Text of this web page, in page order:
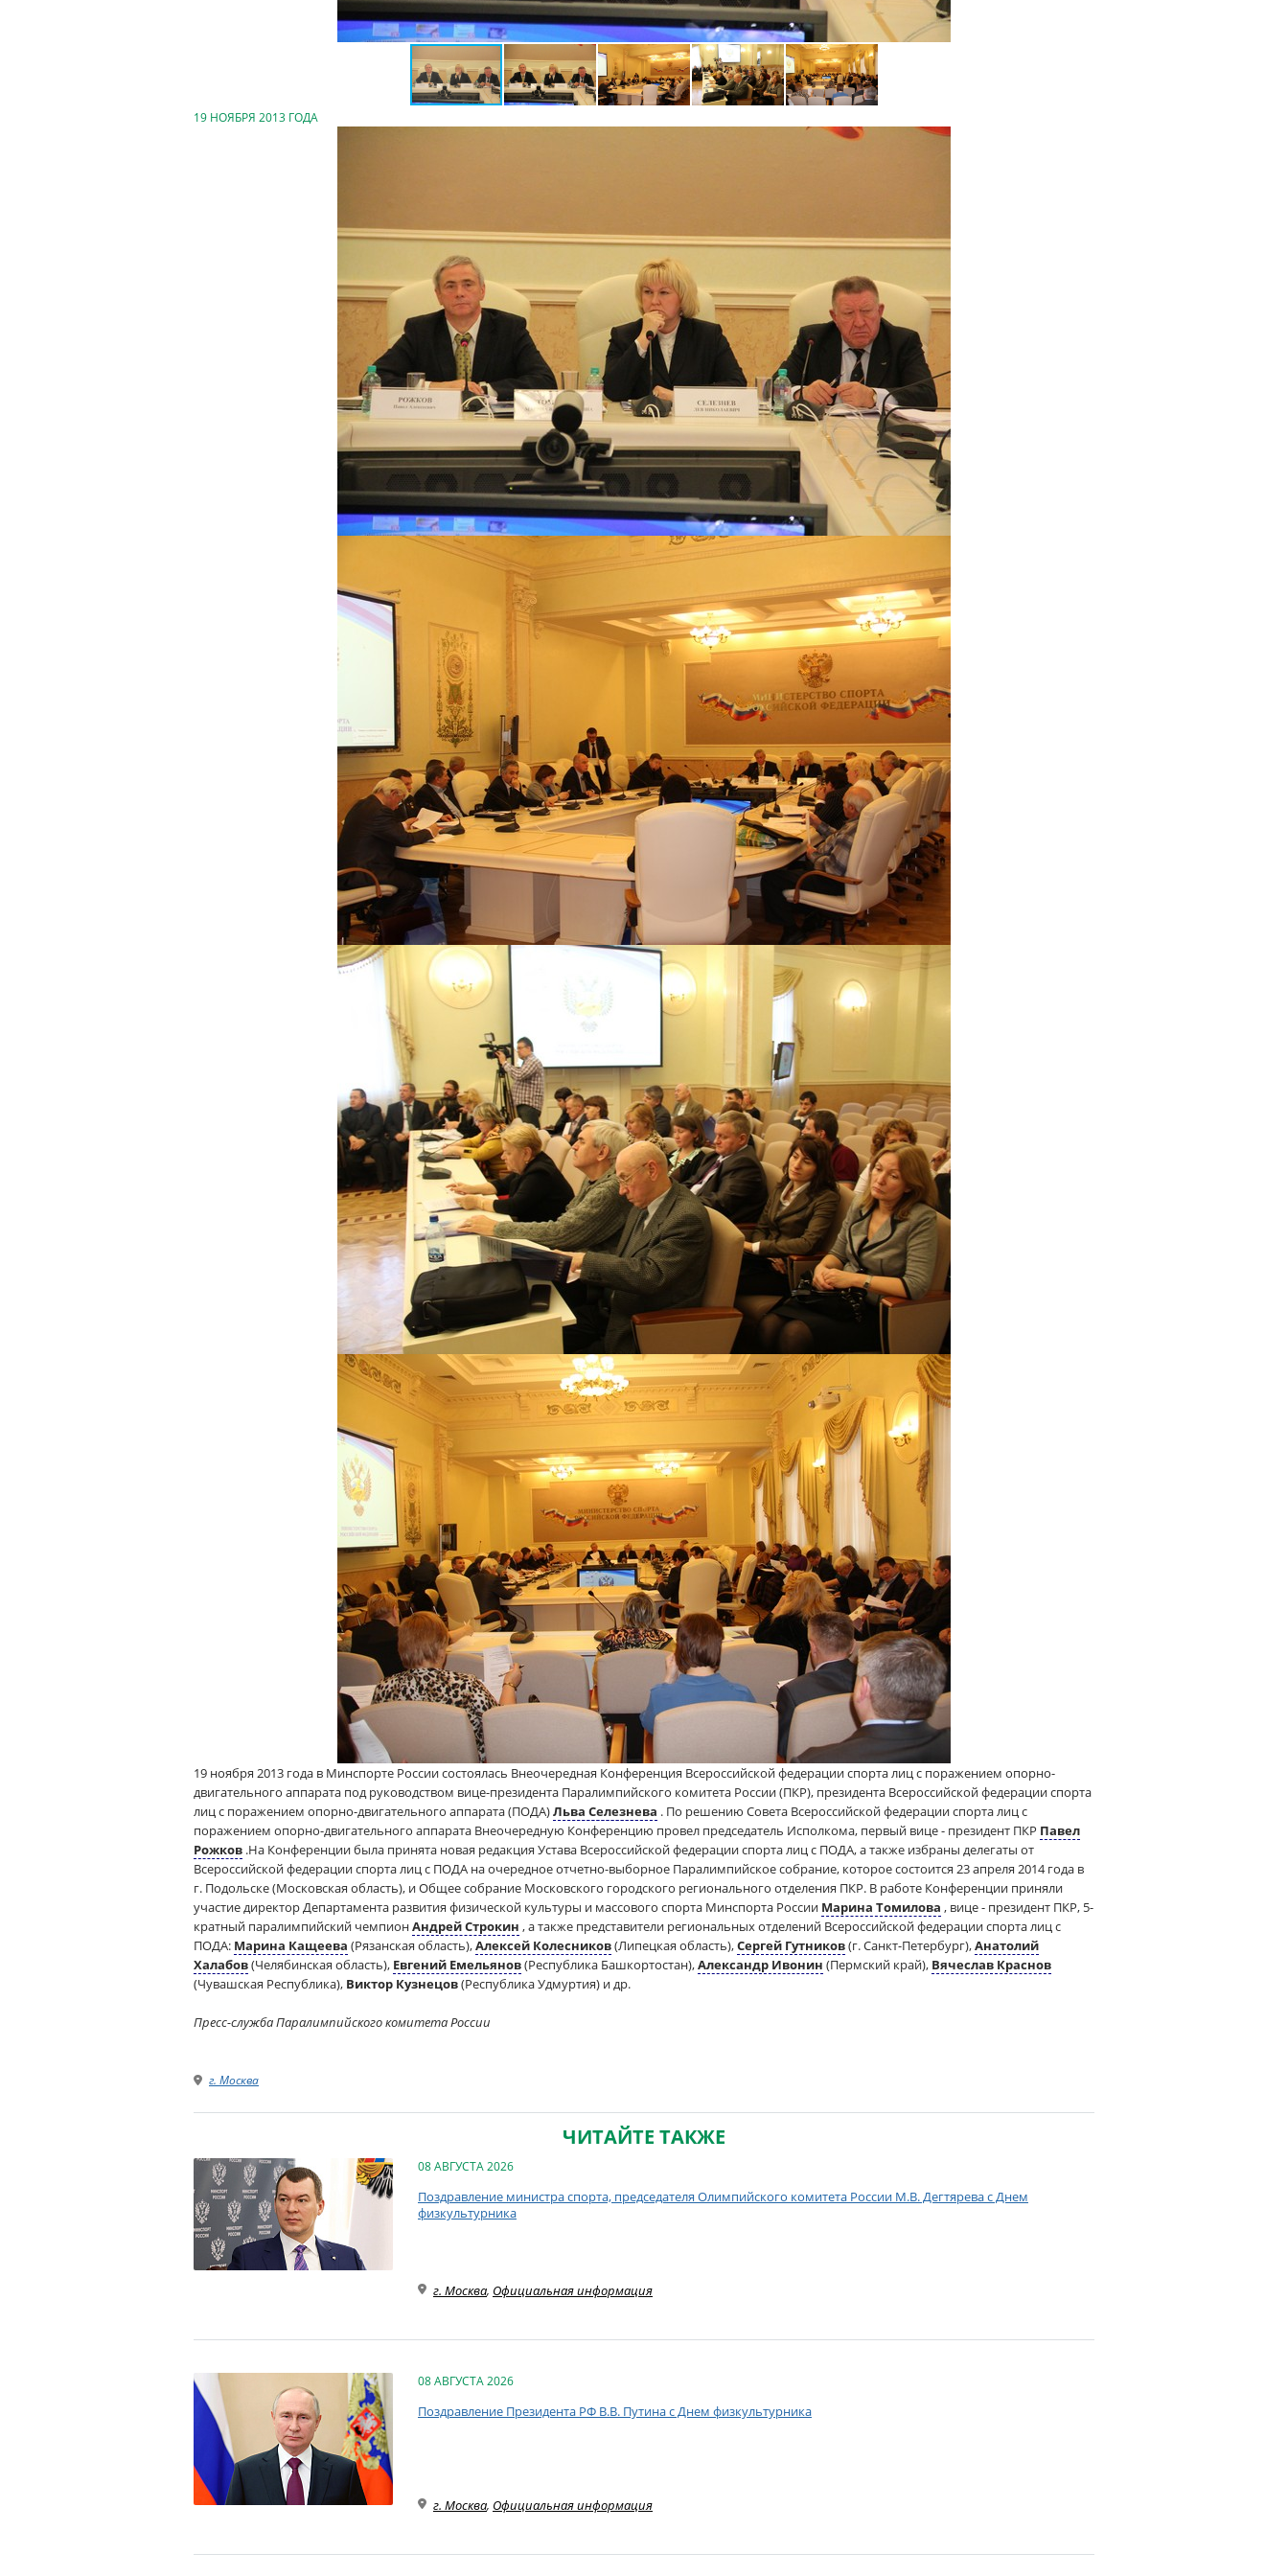
19 НОЯБРЯ 2013 ГОДА
19 ноября 2013 года в Минспорте России состоялась Внеочередная Конференция Всероссийской федерации спорта лиц с поражением опорно-
двигательного аппарата под руководством вице-президента Паралимпийского комитета России (ПКР), президента Всероссийской федерации спорта
лиц с поражением опорно-двигательного аппарата (ПОДА)Льва Селезнева . По решению Совета Всероссийской федерации спорта лиц с
поражением опорно-двигательного аппарата Внеочередную Конференцию провел председатель Исполкома, первый вице - президент ПКР Павел
Рожков .На Конференции была принята новая редакция Устава Всероссийской федерации спорта лиц с ПОДА, а также избраны делегаты от
Всероссийской федерации спорта лиц с ПОДА на очередное отчетно-выборное Паралимпийское собрание, которое состоится 23 апреля 2014 года в
г. Подольске (Московская область), и Общее собрание Московского городского регионального отделения ПКР. В работе Конференции приняли
участие директор Департамента развития физической культуры и массового спорта Минспорта России Марина Томилова , вице - президент ПКР, 5-
кратный паралимпийский чемпионАндрей Строкин , а также представители региональных отделений Всероссийской федерации спорта лиц с
ПОДА: Марина Кащеева (Рязанская область),Алексей Колесников(Липецкая область),Сергей Гутников(г. Санкт-Петербург),Анатолий
Халабов(Челябинская область), Евгений Емельянов(Республика Башкортостан),Александр Ивонин (Пермский край), Вячеслав Краснов
(Чувашская Республика), Виктор Кузнецов(Республика Удмуртия) и др.
Пресс-служба Паралимпийского комитета России
г. Москва
ЧИТАЙТЕ ТАКЖЕ
08 АВГУСТА 2026
Поздравление министра спорта, председателя Олимпийского комитета России М.В. Дегтярева с Днем
физкультурника
г. Москва, Официальная информация
08 АВГУСТА 2026
Поздравление Президента РФ В.В. Путина с Днем физкультурника
г. Москва, Официальная информация